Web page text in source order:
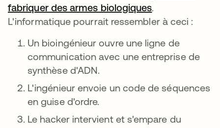
fabriquer des armes biologiquess’ouvre dans
.
L'informatique pourrait ressembler à ceci :
Un bioingénieur ouvre une ligne de
communication avec une entreprise de
synthèse d'ADN.
L'ingénieur envoie un code de séquences
en guise d'ordre.
Le hacker intervient et s'empare du